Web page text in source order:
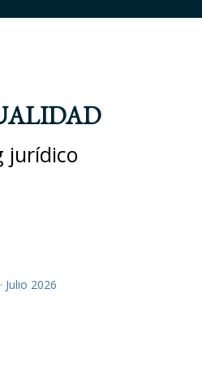
jurídico